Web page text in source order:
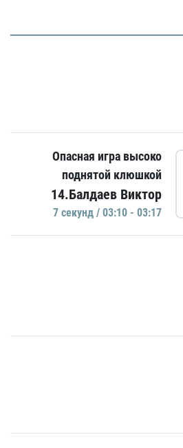
Опасная игра высоко
поднятой клюшкой
14.Балдаев Виктор
7 секунд / 03:10 - 03:17